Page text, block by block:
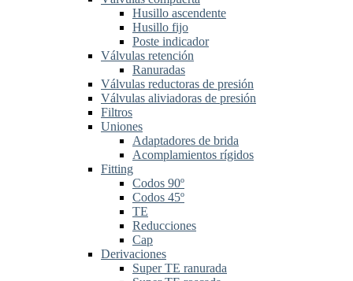
Husillo ascendente
Husillo fijo
Poste indicador
Válvulas retención
Ranuradas
Válvulas reductoras de presión
Válvulas aliviadoras de presión
Filtros
Uniones
Adaptadores de brida
Acomplamientos rígidos
Fitting
Codos 90º
Codos 45º
TE
Reducciones
Cap
Derivaciones
Super TE ranurada